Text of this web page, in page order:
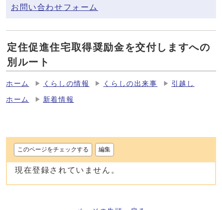
お問い合わせフォーム
定住促進住宅取得奨励金を交付しますへの
別ルート
ホーム くらしの情報 くらしの出来事 引越し
ホーム 新着情報
このページをチェックする 編集
現在登録されていません。